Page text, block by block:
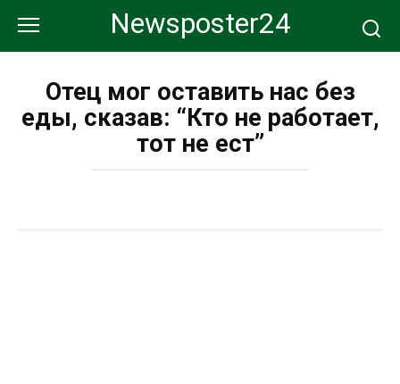
контенту
Newsposter24
Отец мог оставить нас без
еды, сказав: “Кто не работает,
тот не ест”